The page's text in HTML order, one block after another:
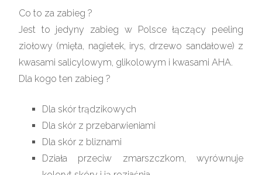
Co to za zabieg ?
Jest to jedyny zabieg w Polsce łączący peeling
ziołowy (mięta, nagietek, irys, drzewo sandałowe) z
kwasami salicylowym, glikolowym i kwasami AHA.
Dla kogo ten zabieg ?
Dla skór trądzikowych
Dla skór z przebarwieniami
Dla skór z bliznami
Działa przeciw zmarszczkom, wyrównuje